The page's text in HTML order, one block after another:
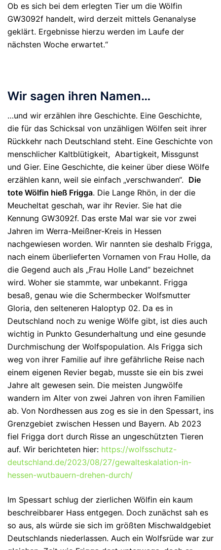
Ob es sich bei dem erlegten Tier um die Wölfin
GW3092f handelt, wird derzeit mittels Genanalyse
geklärt. Ergebnisse hierzu werden im Laufe der
nächsten Woche erwartet.“
Wir sagen ihren Namen…
…und wir erzählen ihre Geschichte. Eine Geschichte,
die für das Schicksal von unzähligen Wölfen seit ihrer
Rückkehr nach Deutschland steht. Eine Geschichte von
menschlicher Kaltblütigkeit, Abartigkeit, Missgunst
und Gier. Eine Geschichte, die keiner über diese Wölfe
erzählen kann, weil sie einfach „verschwanden“. Die
tote Wölfin hieß Frigga. Die Lange Rhön, in der die
Meucheltat geschah, war ihr Revier. Sie hat die
Kennung GW3092f. Das erste Mal war sie vor zwei
Jahren im Werra-Meißner-Kreis in Hessen
nachgewiesen worden. Wir nannten sie deshalb Frigga,
nach einem überlieferten Vornamen von Frau Holle, da
die Gegend auch als „Frau Holle Land“ bezeichnet
wird. Woher sie stammte, war unbekannt. Frigga
besaß, genau wie die Schermbecker Wolfsmutter
Gloria, den selteneren Haloptyp 02. Da es in
Deutschland noch zu wenige Wölfe gibt, ist dies auch
wichtig in Punkto Gesunderhaltung und eine gesunde
Durchmischung der Wolfspopulation. Als Frigga sich
weg von ihrer Familie auf ihre gefährliche Reise nach
einem eigenen Revier begab, musste sie ein bis zwei
Jahre alt gewesen sein. Die meisten Jungwölfe
wandern im Alter von zwei Jahren von ihren Familien
ab. Von Nordhessen aus zog es sie in den Spessart, ins
Grenzgebiet zwischen Hessen und Bayern. Ab 2023
fiel Frigga dort durch Risse an ungeschützten Tieren
auf. Wir berichteten hier: https://wolfsschutz-
deutschland.de/2023/08/27/gewalteskalation-in-
hessen-wutbauern-drehen-durch/
Im Spessart schlug der zierlichen Wölfin ein kaum
beschreibbarer Hass entgegen. Doch zunächst sah es
so aus, als würde sie sich im größten Mischwaldgebiet
Deutschlands niederlassen. Auch ein Wolfsrüde war zur